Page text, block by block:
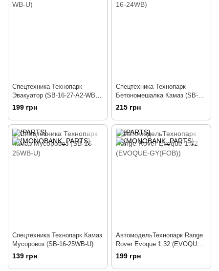
Спецтехника Технопарк
Эвакуатор (SB-16-27-A2-WB-
U)
199 грн
Спецтехника Технопарк
Бетономешалка Камаз (SB-16-
24WB)
215 грн
Спецтехника Технопарк Камаз
Мусоровоз (SB-16-25WB-U)
139 грн
АвтомодельТехнопарк Range
Rover Evoque 1:32 (EVOQUE-
GY(FOB))
199 грн